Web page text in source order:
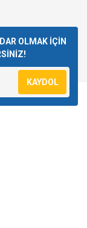
OLMAK İÇİN
KAYDOL